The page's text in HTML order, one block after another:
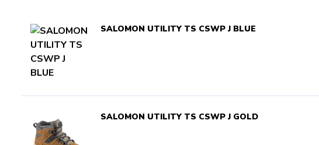
SALOMON UTILITY TS CSWP J BLUE
SALOMON UTILITY TS CSWP J GOLD